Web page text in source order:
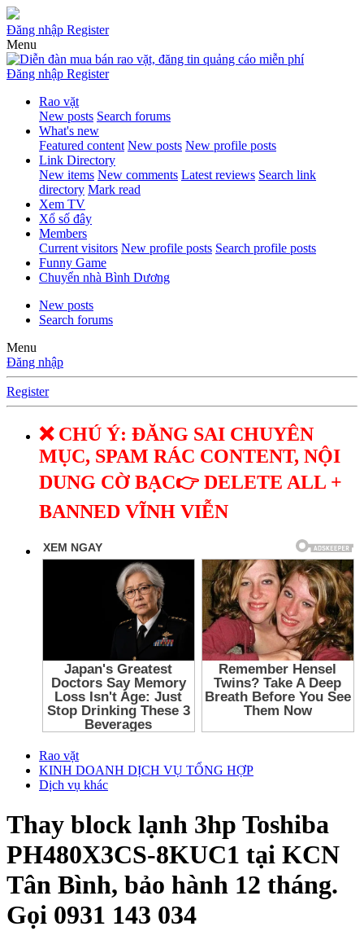
Đăng nhập Register
Menu
Đăng nhập Register
Rao vặt
New posts Search forums
What's new
Featured content New posts New profile posts
Link Directory
New items New comments Latest reviews Search link
directory Mark read
Xem TV
Xổ số đây
Members
Current visitors New profile posts Search profile posts
Funny Game
Chuyển nhà Bình Dương
New posts
Search forums
Menu
Đăng nhập
Register
❌ CHÚ Ý: ĐĂNG SAI CHUYÊN
MỤC, SPAM RÁC CONTENT, NỘI
DUNG CỜ BẠC👉 DELETE ALL +
BANNED VĨNH VIỄN
Rao vặt
KINH DOANH DỊCH VỤ TỔNG HỢP
Dịch vụ khác
Thay block lạnh 3hp Toshiba
PH480X3CS-8KUC1 tại KCN
Tân Bình, bảo hành 12 tháng.
Gọi 0931 143 034